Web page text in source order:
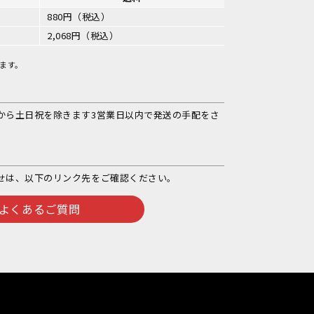
880円（税込）
2,068円（税込）
。
土日祝を除きます3営業日以内で発送の手配をさ
、以下のリンク先をご確認ください。
くあるご質問